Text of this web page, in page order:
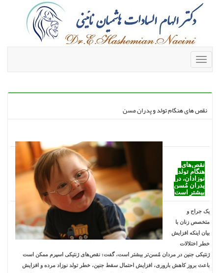
Toggle
navigation
نقص های هنگام تولد و پدران مسن
نقص‌‏های
هنگام تولد
نوزادان، در
پدران مُسن
بیشتر است
یک جراح و
متخصص زنان با
بیان اینکه افزایش
خطر اختلالات
ژنتیکی جنین در مردان مُسن‌تر بیشتر است، گفت: نقص‌های ژنتیکی اسپرم ممکن است
باعث بروز کاهش باروری، افزایش احتمال سقط جنین، خطر تولد نوزاد مرده و افزایش